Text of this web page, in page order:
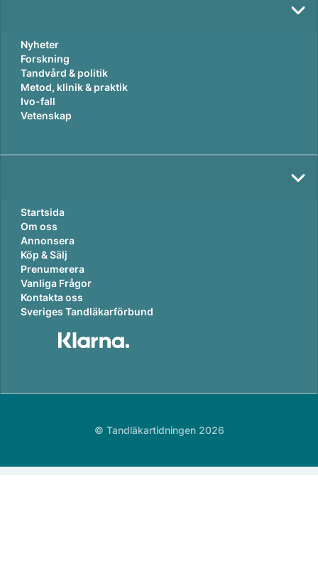
Nyheter
Forskning
Tandvård & politik
Metod, klinik & praktik
Ivo-fall
Vetenskap
Startsida
Om oss
Annonsera
Köp & Sälj
Prenumerera
Vanliga Frågor
Kontakta oss
Sveriges Tandläkarförbund
© Tandläkartidningen 2026